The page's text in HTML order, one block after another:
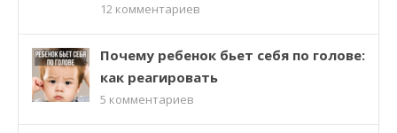
12 комментариев
Почему ребенок бьет себя по голове:
как реагировать
5 комментариев